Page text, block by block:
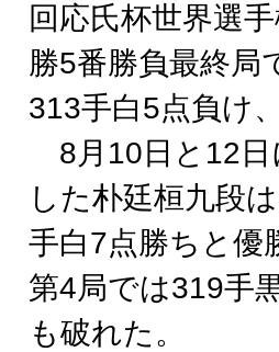
回応氏杯世界選
勝5番勝負最終局
313手白5点負け
8月10日と12日
した朴廷桓九段
手白7点勝ちと優
第4局では319手
も破れた。